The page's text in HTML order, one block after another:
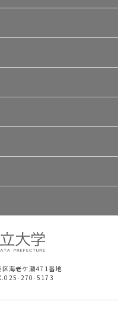
海老ケ瀬471番地
270-5173